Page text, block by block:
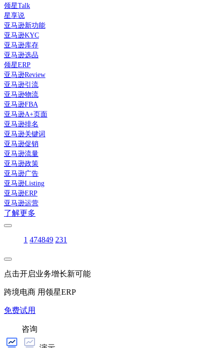
领星Talk
星享说
亚马逊新功能
亚马逊KYC
亚马逊库存
亚马逊选品
领星ERP
亚马逊Review
亚马逊引流
亚马逊物流
亚马逊FBA
亚马逊A+页面
亚马逊排名
亚马逊关键词
亚马逊促销
亚马逊流量
亚马逊政策
亚马逊广告
亚马逊Listing
亚马逊ERP
亚马逊运营
了解更多
1 474849 231
点击开启业务增长新可能
跨境电商 用领星ERP
免费试用
咨询